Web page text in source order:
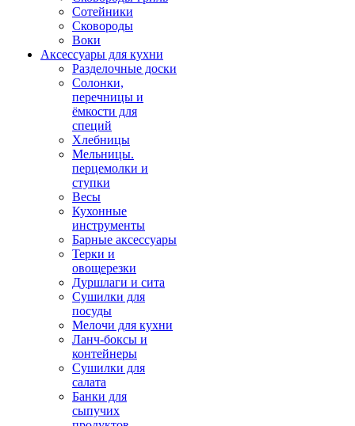
Сотейники
Сковороды
Воки
Аксессуары для кухни
Разделочные доски
Солонки,
перечницы и
ёмкости для
специй
Хлебницы
Мельницы.
перцемолки и
ступки
Весы
Кухонные
инструменты
Барные аксессуары
Терки и
овощерезки
Дуршлаги и сита
Сушилки для
посуды
Мелочи для кухни
Ланч-боксы и
контейнеры
Сушилки для
салата
Банки для
сыпучих